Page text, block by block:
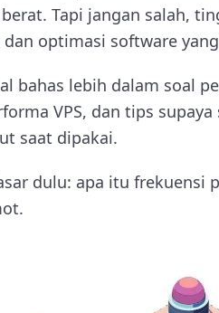
Tapi jangan salah,
optimasi software
bahas lebih dalam soal
VPS, dan tips
saat dipakai.
dulu: apa itu frekuensi